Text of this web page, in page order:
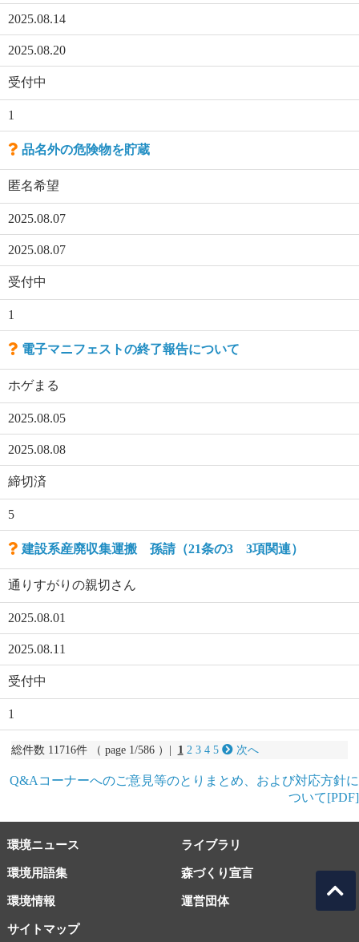
2025.08.14
2025.08.20
受付中
1
品名外の危険物を貯蔵
匿名希望
2025.08.07
2025.08.07
受付中
1
電子マニフェストの終了報告について
ホゲまる
2025.08.05
2025.08.08
締切済
5
建設系産廃収集運搬 孫請（21条の3 3項関連）
通りすがりの親切さん
2025.08.01
2025.08.11
受付中
1
総件数 11716件 （ page 1/586 ）| 1 2 3 4 5 次へ
Q&Aコーナーへのご意見等のとりまとめ、および対応方針に
ついて[PDF]
環境ニュース ライブラリ
環境用語集 森づくり宣言
環境情報
サイトマップ
運営団体